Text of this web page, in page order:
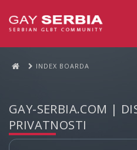
INDEX BOARDA
GAY-SERBIA.COM |
PRIVATNOSTI